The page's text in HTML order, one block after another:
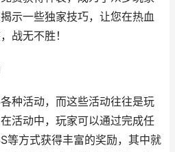
示一些独家技巧，让您在热血
战无不胜！
种活动，而这些活动往往是玩
活动中，玩家可以通过完成任
等方式获得丰富的奖励，其中就